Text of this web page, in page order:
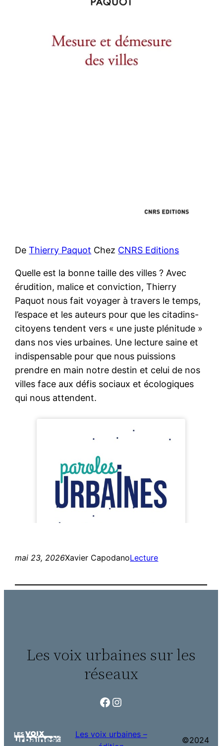
DeThierry Paquot Chez CNRS Editions
Quelle est la bonne taille des villes ? Avec
érudition, malice et conviction, Thierry
Paquot nous fait voyager à travers le temps,
l’espace et les auteurs pour que les citadins-
citoyens tendent vers « une juste plénitude »
dans nos vies urbaines. Une lecture saine et
indispensable pour que nous puissions
prendre en main notre destin et celui de nos
villes face aux défis sociaux et écologiques
qui nous attendent.
mai 23, 2026Xavier CapodanoLecture
Les voix urbaines sur les
réseaux
Facebook Instagram
Les voix urbaines –
©2024